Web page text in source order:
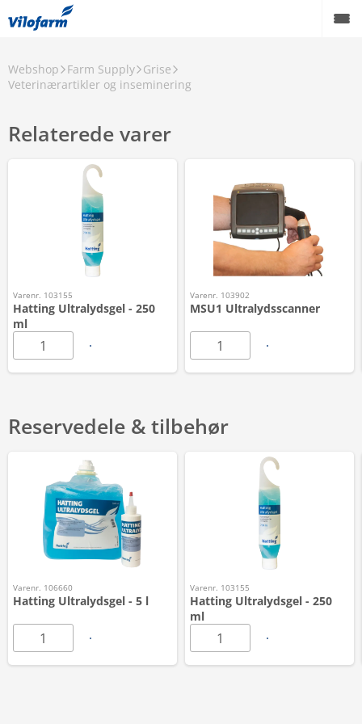
Webshop Farm Supply Grise
Veterinærartikler og inseminering
Relaterede varer
Varenr. 103155
Hatting Ultralydsgel - 250
ml
Varenr. 103902
MSU1 Ultralydsscanner
Reservedele & tilbehør
Varenr. 106660
Hatting Ultralydsgel - 5 l
Varenr. 103155
Hatting Ultralydsgel - 250
ml